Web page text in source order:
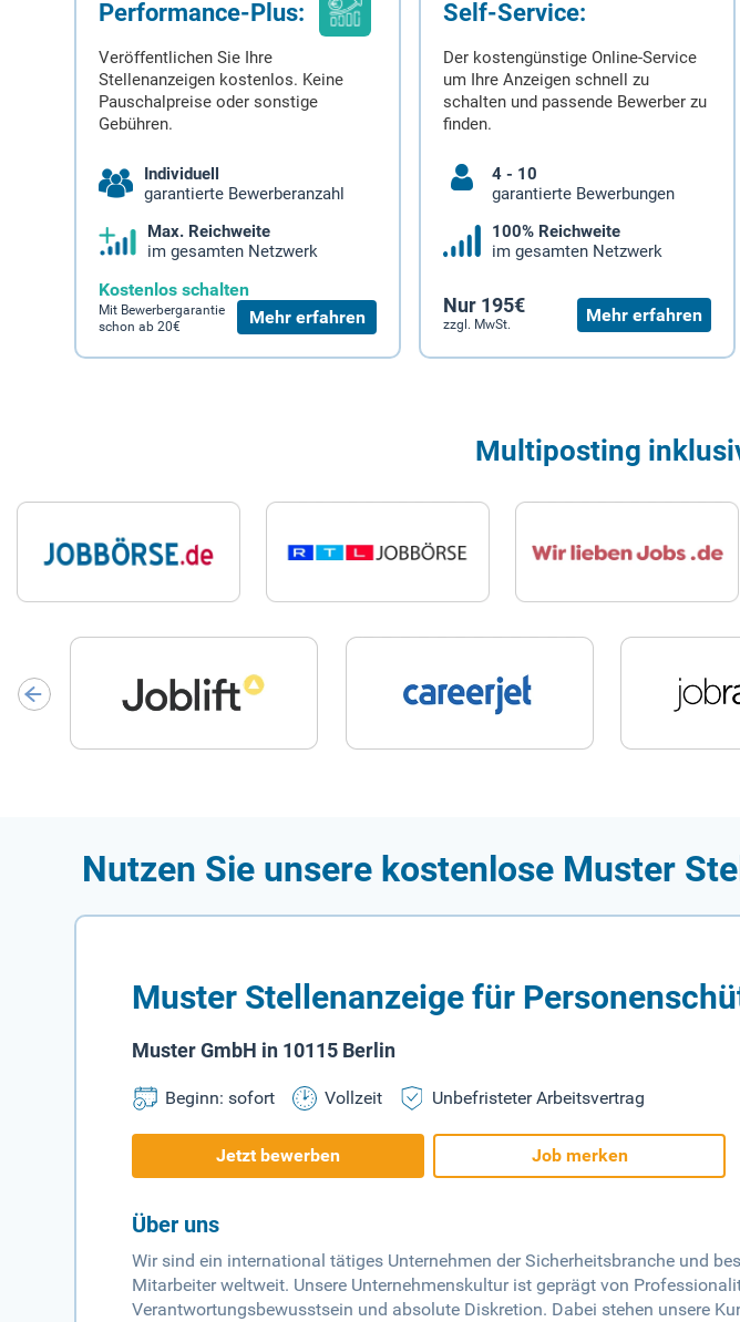
Performance-Plus:
Veröffentlichen Sie Ihre
Stellenanzeigen kostenlos. Keine
Pauschalpreise oder sonstige
Gebühren.
Individuell
garantierte Bewerberanzahl
Max. Reichweite
im gesamten Netzwerk
Kostenlos schalten
Mit Bewerbergarantie
schon ab 20€
Mehr erfahren
Self-Service:
Der kostengünstige Online-Service
um Ihre Anzeigen schnell zu
schalten und passende Bewerber zu
finden.
4 - 10
garantierte Bewerbungen
100% Reichweite
im gesamten Netzwerk
Nur 195€
zzgl. MwSt. Mehr erfahren
Multiposting
Nutzen Sie unsere kostenlose Muster
Muster Stellenanzeige für
Muster GmbH in 10115 Berlin
Beginn: sofort Vollzeit Unbefristeter Arbeitsvertrag
Jetzt bewerben Job merken
Über uns
Wir sind ein international tätiges Unternehmen der Sicherheitsbranche und
Mitarbeiter weltweit. Unsere Unternehmenskultur ist geprägt von
Verantwortungsbewusstsein und absolute Diskretion. Dabei stehen unsere